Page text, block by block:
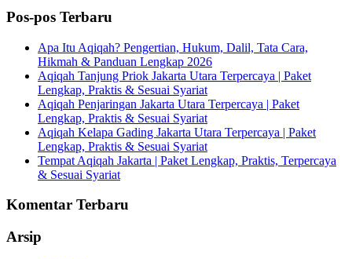
Pos-pos Terbaru
Apa Itu Aqiqah? Pengertian, Hukum, Dalil, Tata Cara,
Hikmah & Panduan Lengkap 2026
Aqiqah Tanjung Priok Jakarta Utara Terpercaya | Paket
Lengkap, Praktis & Sesuai Syariat
Aqiqah Penjaringan Jakarta Utara Terpercaya | Paket
Lengkap, Praktis & Sesuai Syariat
Aqiqah Kelapa Gading Jakarta Utara Terpercaya | Paket
Lengkap, Praktis & Sesuai Syariat
Tempat Aqiqah Jakarta | Paket Lengkap, Praktis, Terpercaya
& Sesuai Syariat
Komentar Terbaru
Arsip